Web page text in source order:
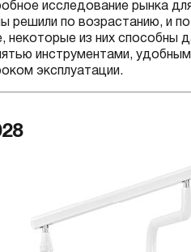
исследование рынка
решили по возрастанию, и
некоторые из них
инструментами,
эксплуатации.